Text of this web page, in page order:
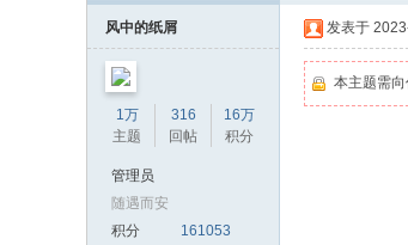
风中的纸屑
1万
主题
316
回帖
16万
积分
管理员
随遇而安
积分
161053
发表于
本主题需